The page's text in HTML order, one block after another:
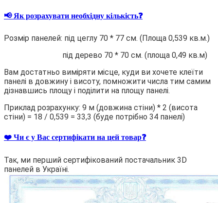
📢 Як розрахувати необхідну кількість❓
Розмір панелей: під цеглу 70 * 77 см. (Площа 0,539 кв.м.)
під дерево 70 * 70 см. (площа 0,49 кв.м)
Вам достатньо виміряти місце, куди ви хочете клеїти
панелі в довжину і висоту, помножити числа тим самим
дізнавшись площу і поділити на площу панелі.
Приклад розрахунку: 9 м (довжина стіни) * 2 (висота
стіни) = 18 / 0,539 = 33,3 (буде потрібно 34 панелі)
❤️ Чи є у Вас сертифікати на цей товар❓
Так, ми перший сертифікований постачальник 3D
панелей в Україні.